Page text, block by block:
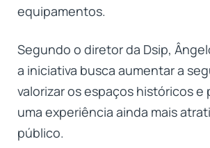
equipamentos.
Segundo o diretor da Dsip,
a iniciativa busca aumentar a
valorizar os espaços históricos e
uma experiência ainda mais
público.